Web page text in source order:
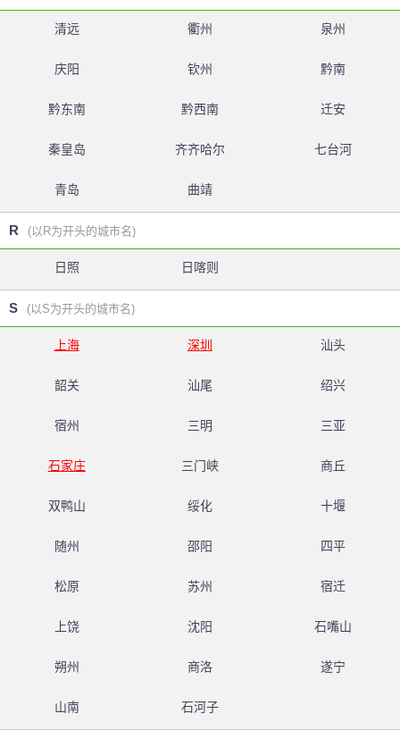
清远 衢州 泉州
庆阳 钦州 黔南
黔东南 黔西南 迁安
秦皇岛 齐齐哈尔 七台河
青岛 曲靖
R (以R为开头的城市名)
日照 日喀则
S (以S为开头的城市名)
上海 深圳 汕头
韶关 汕尾 绍兴
宿州 三明 三亚
石家庄 三门峡 商丘
双鸭山 绥化 十堰
随州 邵阳 四平
松原 苏州 宿迁
上饶 沈阳 石嘴山
朔州 商洛 遂宁
山南 石河子